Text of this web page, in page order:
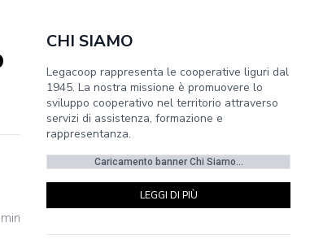
CHI SIAMO
Legacoop rappresenta le cooperative liguri dal
1945. La nostra missione è promuovere lo
sviluppo cooperativo nel territorio attraverso
servizi di assistenza, formazione e
rappresentanza.
Caricamento banner Chi Siamo...
LEGGI DI PIÙ